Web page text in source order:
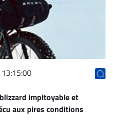
impitoyable et
aux pires conditions